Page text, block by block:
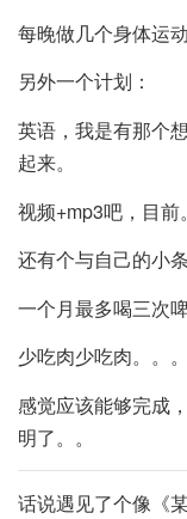
每晚做几个身体运
另外一个计划：
英语，我是有那个
起来。
视频+mp3吧，目前。
还有个与自己的小
一个月最多喝三次
少吃肉少吃肉。。
感觉应该能够完成
明了。。
话说遇见了个像《